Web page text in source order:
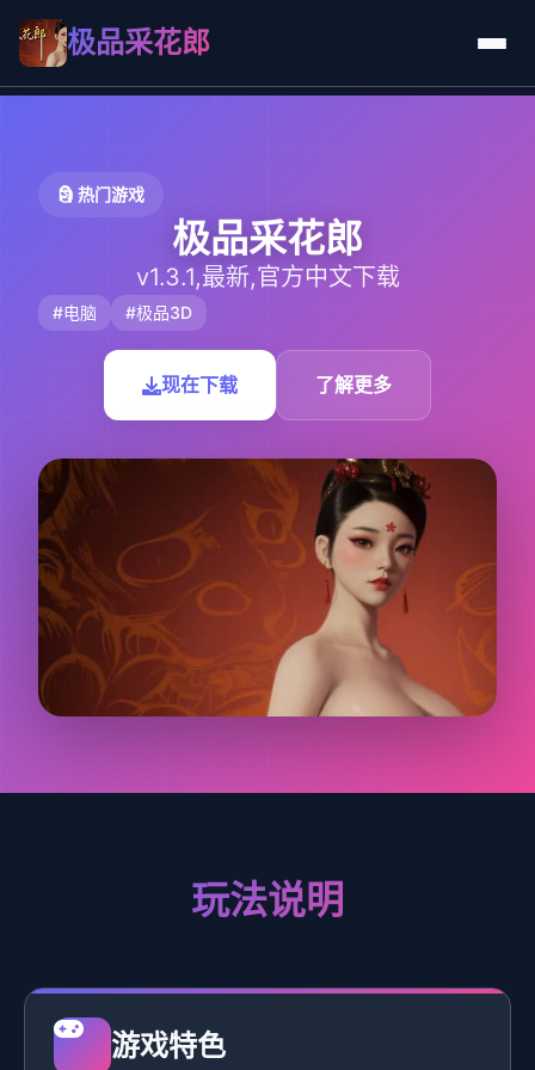
极品采花郎
🗿 热门游戏
极品采花郎
v1.3.1,最新,官方中文下载
#电脑 #极品3D
现在下载 了解更多
玩法说明
游戏特色